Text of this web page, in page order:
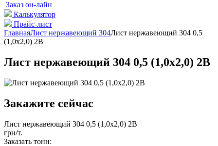
Заказ он-лайн
Калькулятор
Прайс-лист
ГлавнаяЛист нержавеющий 304Лист нержавеющий 304 0,5
(1,0х2,0) 2B
Лист нержавеющий 304 0,5 (1,0х2,0) 2B
Закажите сейчас
Лист нержавеющий 304 0,5 (1,0х2,0) 2B
грн/т.
Заказать тонн: